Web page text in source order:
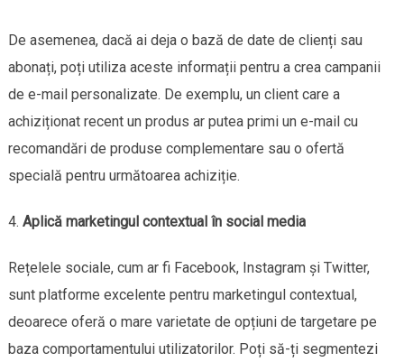
De asemenea, dacă ai deja o bază de date de clienți sau
abonați, poți utiliza aceste informații pentru a crea campanii
de e-mail personalizate. De exemplu, un client care a
achiziționat recent un produs ar putea primi un e-mail cu
recomandări de produse complementare sau o ofertă
specială pentru următoarea achiziție.
Aplică marketingul contextual în social media
Rețelele sociale, cum ar fi Facebook, Instagram și Twitter,
sunt platforme excelente pentru marketingul contextual,
deoarece oferă o mare varietate de opțiuni de targetare pe
baza comportamentului utilizatorilor. Poți să-ți segmentezi